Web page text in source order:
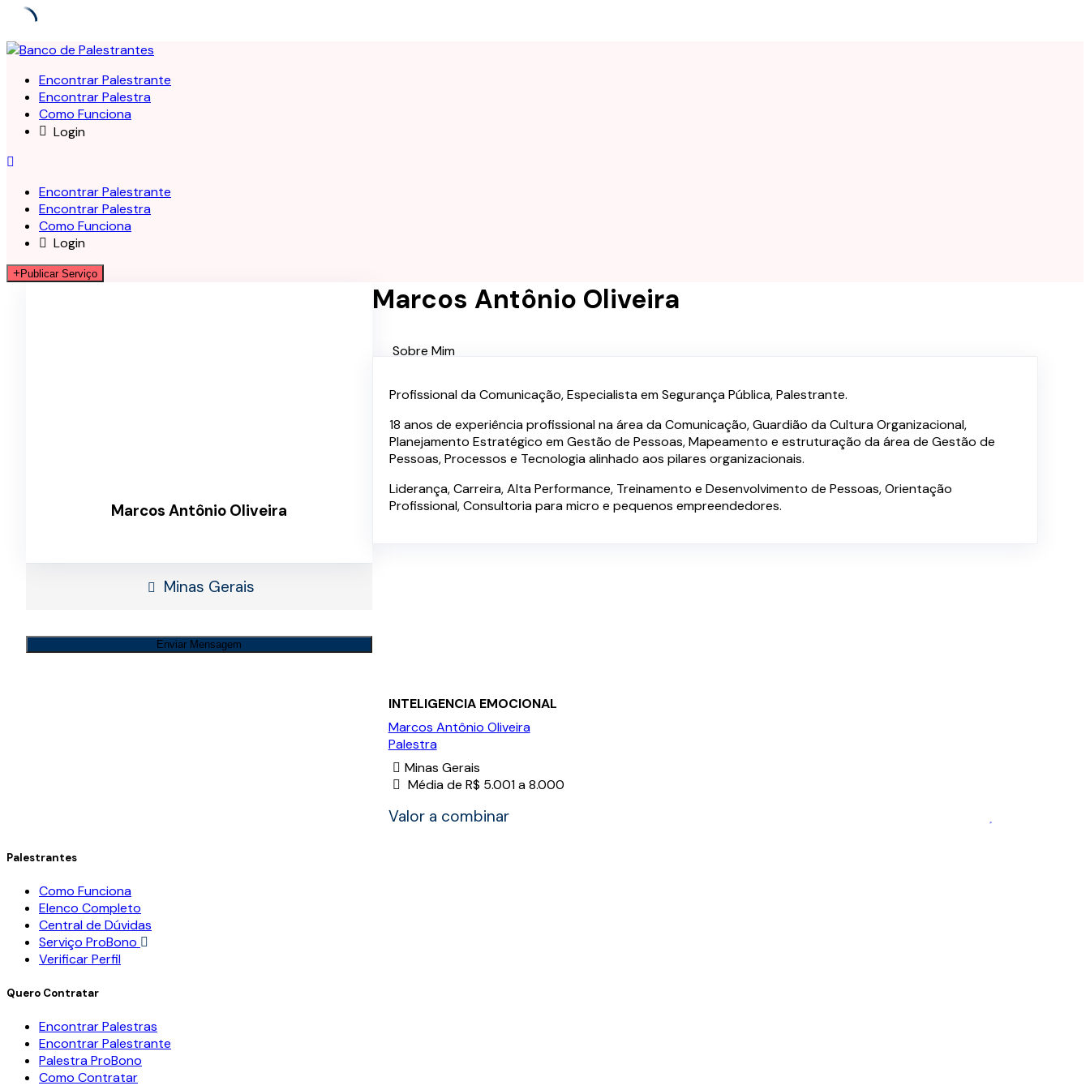
Skip
contentEncontrar Palestrante
Encontrar Palestra
Como Funciona
Login
Encontrar Palestrante
Encontrar Palestra
Como Funciona
Login
Publicar Serviço
Marcos Antônio Oliveira
Minas Gerais
Enviar Mensagem
Marcos Antônio Oliveira
Sobre Mim
Profissional da Comunicação, Especialista em Segurança Pública, Palestrante.
18 anos de experiência profissional na área da Comunicação, Guardião da Cultura Organizacional,
Planejamento Estratégico em Gestão de Pessoas, Mapeamento e estruturação da área de Gestão de
Pessoas, Processos e Tecnologia alinhado aos pilares organizacionais.
Liderança, Carreira, Alta Performance, Treinamento e Desenvolvimento de Pessoas, Orientação
Profissional, Consultoria para micro e pequenos empreendedores.
INTELIGENCIA EMOCIONAL
Marcos Antônio Oliveira
Palestra
Minas Gerais
Média de R$ 5.001 a 8.000
Valor a combinar
Palestrantes
Como Funciona
Elenco Completo
Central de Dúvidas
Serviço ProBono
Verificar Perfil
Quero Contratar
Encontrar Palestras
Encontrar Palestrante
Palestra ProBono
Como Contratar